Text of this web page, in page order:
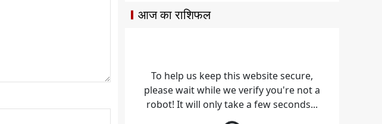
आज का राशिफल